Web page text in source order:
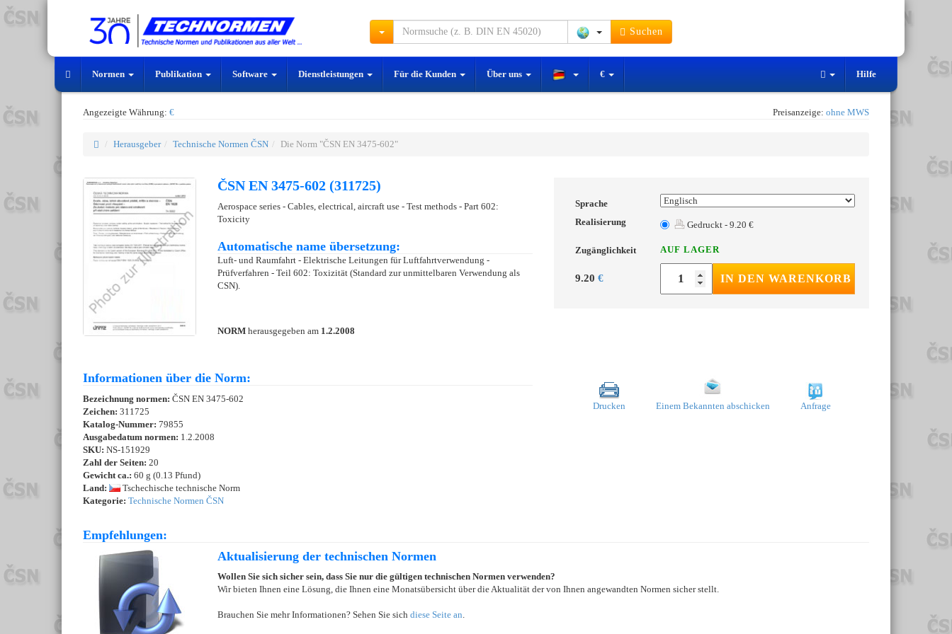
Suchen
Normen Publikation Software Dienstleistungen Für die Kunden Über uns € Hilfe
Angezeigte Währung: € Preisanzeige: ohne MWS
Herausgeber Technische Normen ČSN Die Norm "ČSN EN 3475-602"
ČSN EN 3475-602 (311725)
Aerospace series - Cables, electrical, aircraft use - Test methods - Part 602:
Toxicity
Automatische name übersetzung:
Luft- und Raumfahrt - Elektrische Leitungen für Luftfahrtverwendung -
Prüfverfahren - Teil 602: Toxizität (Standard zur unmittelbaren Verwendung als
CSN).
NORM herausgegeben am 1.2.2008
Sprache
Realisierung
Gedruckt - 9.20 €
Zugänglichkeit AUF LAGER
9.20 € IN DEN WARENKORB
Informationen über die Norm:
Bezeichnung normen: ČSN EN 3475-602
Zeichen: 311725
Katalog-Nummer: 79855
Ausgabedatum normen: 1.2.2008
SKU: NS-151929
Zahl der Seiten: 20
Gewicht ca.: 60 g (0.13 Pfund)
Land:
Tschechische technische Norm
Kategorie: Technische Normen ČSN
Drucken Einem Bekannten abschicken Anfrage
Empfehlungen:
Aktualisierung der technischen Normen
Wollen Sie sich sicher sein, dass Sie nur die gültigen technischen Normen verwenden?
Wir bieten Ihnen eine Lösung, die Ihnen eine Monatsübersicht über die Aktualität der von Ihnen angewandten Normen sicher stellt.
Brauchen Sie mehr Informationen? Sehen Sie sich diese Seite an.